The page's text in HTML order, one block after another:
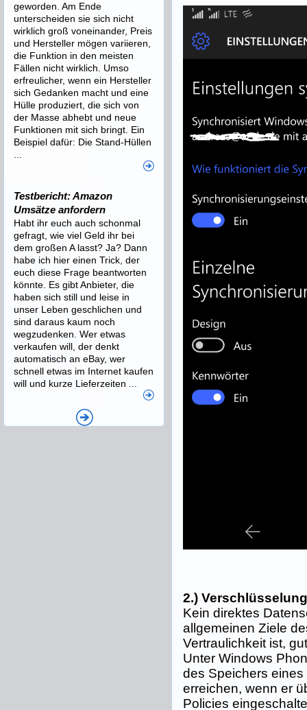
2.)
Kein direktes
allgemeinen Ziele
Vertraulichkeit ist,
Unter Windows
des Speichers
erreichen, wenn er
Policies
geworden. Am Ende
unterscheiden sie sich nicht
wirklich groß voneinander, Preis
und Hersteller mögen variieren,
die Funktion in den meisten
Fällen nicht wirklich. Umso
erfreulicher, wenn ein Hersteller
sich Gedanken macht und eine
Hülle produziert, die sich von
der Masse abhebt und neue
Funktionen mit sich bringt. Ein
Beispiel dafür: Die Stand-Hüllen
Testbericht: Amazon
Umsätze anfordern
Habt ihr euch auch schonmal
gefragt, wie viel Geld ihr bei
dem großen A lasst? Ja? Dann
habe ich hier einen Trick, der
euch diese Frage beantworten
könnte. Es gibt Anbieter, die
haben sich still und leise in
unser Leben geschlichen und
sind daraus kaum noch
wegzudenken. Wer etwas
verkaufen will, der denkt
automatisch an eBay, wer
schnell etwas im Internet kaufen
will und kurze Lieferzeiten ...